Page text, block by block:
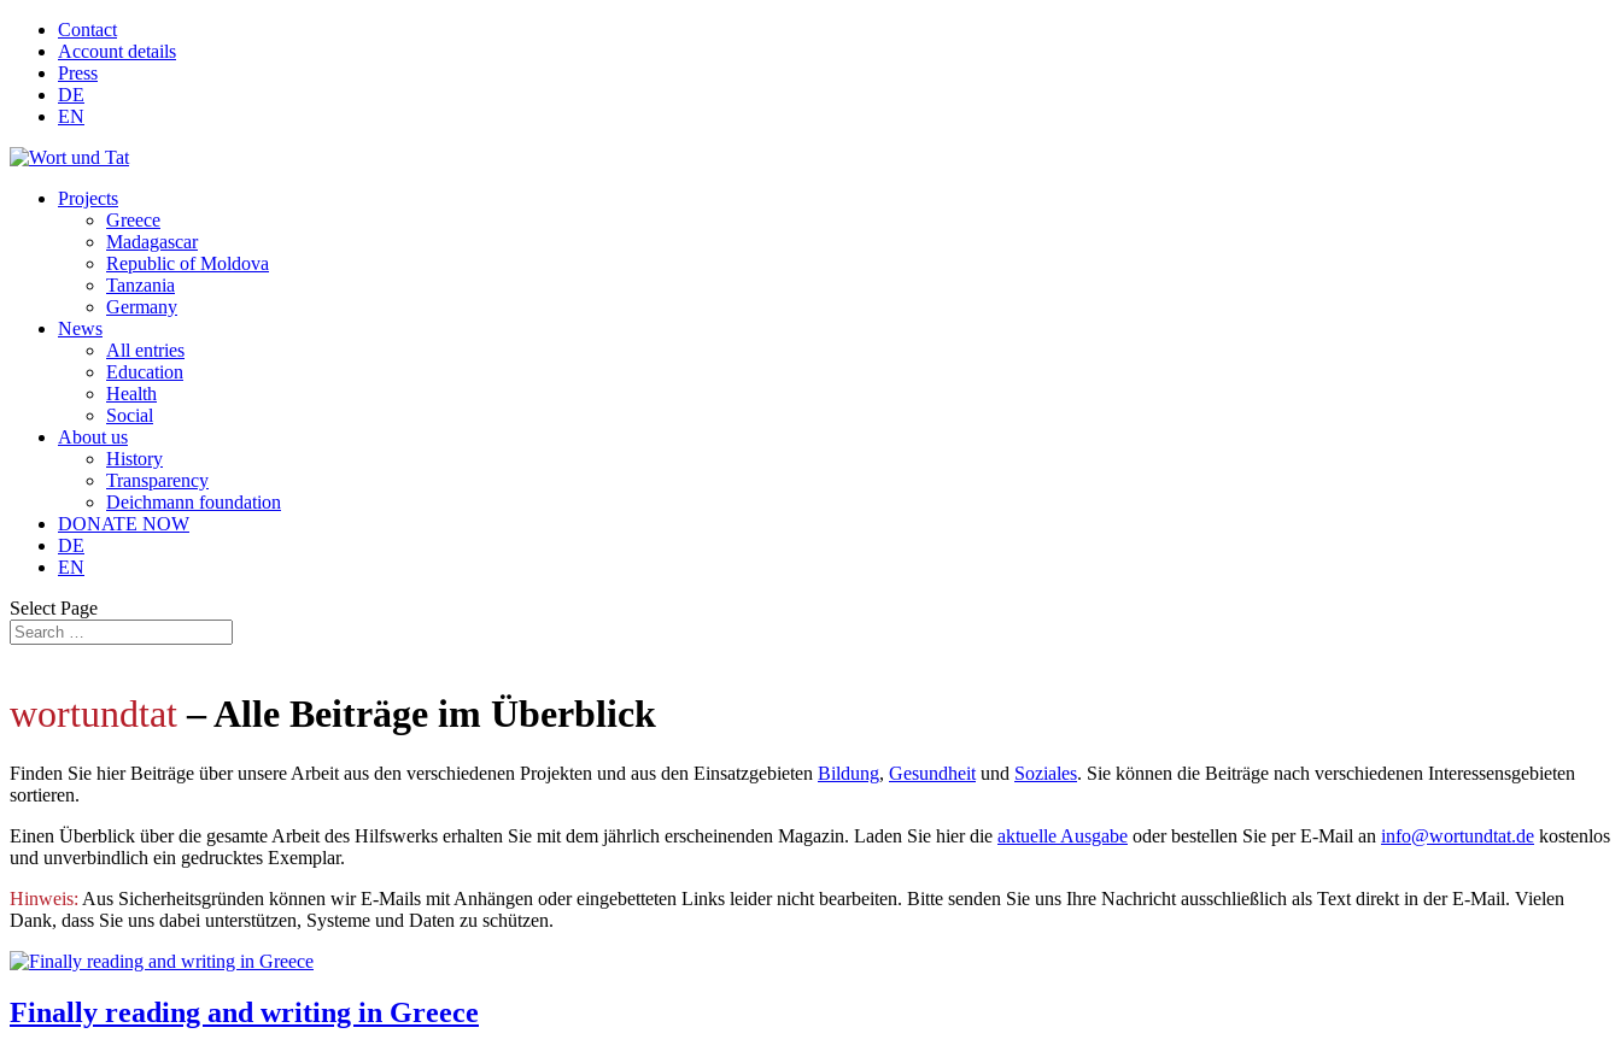
Contact
Account details
Press
DE
EN
Projects
Greece
Madagascar
Republic of Moldova
Tanzania
Germany
News
All entries
Education
Health
Social
About us
History
Transparency
Deichmann foundation
DONATE NOW
DE
EN
Select Page
wortundtat– Alle Beiträge im Überblick
Finden Sie hier Beiträge über unsere Arbeit aus den verschiedenen Projekten und aus den Einsatzgebieten Bildung, Gesundheit und Soziales. Sie können die Beiträge nach verschiedenen Interessensgebieten
sortieren.
Einen Überblick über die gesamte Arbeit des Hilfswerks erhalten Sie mit dem jährlich erscheinenden Magazin. Laden Sie hier die aktuelle Ausgabe oder bestellen Sie per E-Mail an info@wortundtat.de kostenlos
und unverbindlich ein gedrucktes Exemplar.
Hinweis: Aus Sicherheitsgründen können wir E-Mails mit Anhängen oder eingebetteten Links leider nicht bearbeiten. Bitte senden Sie uns Ihre Nachricht ausschließlich als Text direkt in der E-Mail. Vielen
Dank, dass Sie uns dabei unterstützen, Systeme und Daten zu schützen.
Finally reading and writing in Greece